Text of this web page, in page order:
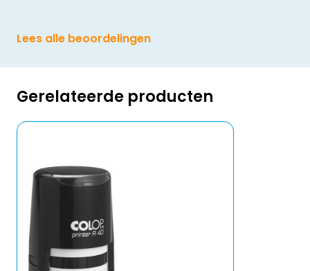
Lees alle beoordelingen
Gerelateerde producten